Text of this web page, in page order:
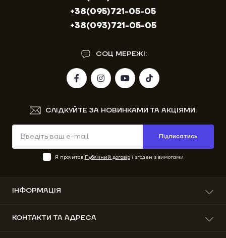
+38(095)721-05-05
+38(093)721-05-05
СОЦ МЕРЕЖІ:
СЛІДКУЙТЕ ЗА НОВИНКАМИ ТА АКЦІЯМИ:
Підписатись
Я прочитав Публічний договірі згоден з вимогами
ІНФОРМАЦІЯ
Доставка та оплата
КОНТАКТИ ТА АДРЕСА